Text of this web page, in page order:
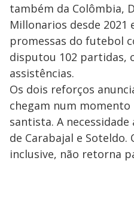
também da Colômbia,
Millonarios desde 2021
promessas do futebol
disputou 102 partidas,
assistências.
Os dois reforços
chegam num
santista. A
de Carabajal e Soteldo.
inclusive, não retorna